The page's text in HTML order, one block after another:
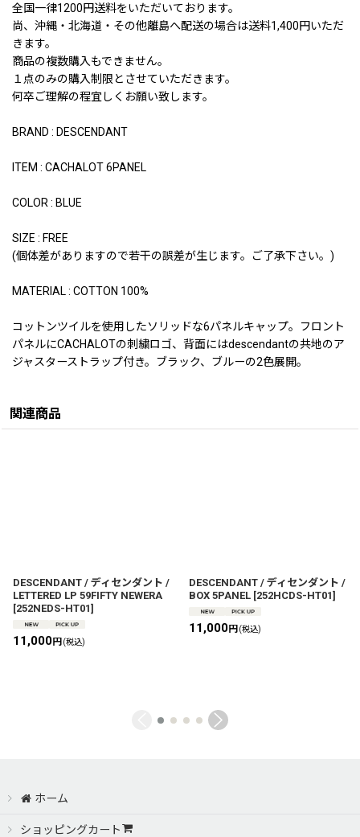
全国一律1200円送料をいただいております。
尚、沖縄・北海道・その他離島へ配送の場合は送料1,400円いただ
きます。
商品の複数購入もできません。
１点のみの購入制限とさせていただきます。
何卒ご理解の程宜しくお願い致します。
BRAND : DESCENDANT
ITEM : CACHALOT 6PANEL
COLOR : BLUE
SIZE : FREE
(個体差がありますので若干の誤差が生じます。ご了承下さい。)
MATERIAL : COTTON 100%
コットンツイルを使用したソリッドな6パネルキャップ。フロント
パネルにCACHALOTの刺繍ロゴ、背面にはdescendantの共地のア
ジャスターストラップ付き。ブラック、ブルーの2色展開。
関連商品
DESCENDANT / ディセンダント /
LETTERED LP 59FIFTY NEWERA
[252NEDS-HT01]
11,000円 (税込)
DESCENDANT / ディセンダント /
BOX 5PANEL [252HCDS-HT01]
11,000円 (税込)
ホーム
ショッピングカート